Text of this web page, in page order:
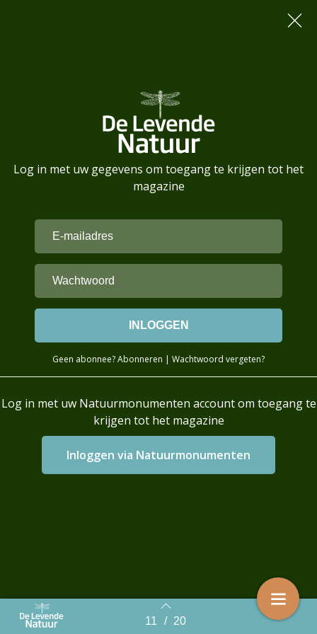
Back to index 11 / 20
Log in met uw gegevens om toegang te krijgen tot het
magazine
Geen abonnee?Abonneren | Wachtwoord vergeten?
Log in met uw Natuurmonumenten account om toegang te
krijgen tot het magazine
Login with AzureAD